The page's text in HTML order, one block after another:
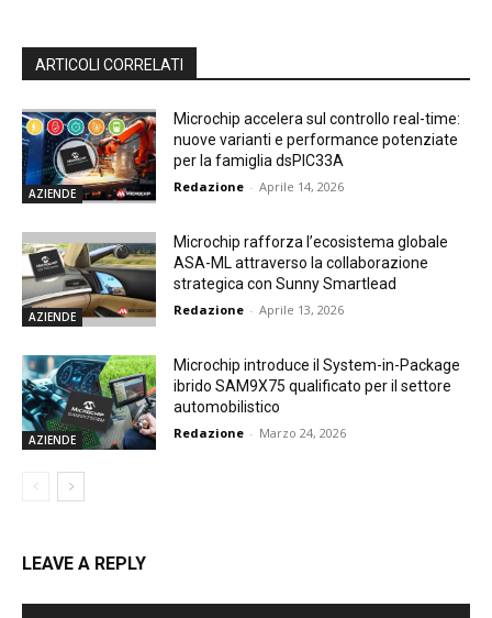
ARTICOLI CORRELATI
AZIENDE
Microchip accelera sul controllo real-time:
nuove varianti e performance potenziate
per la famiglia dsPIC33A
Redazione - Aprile 14, 2026
AZIENDE
Microchip rafforza l’ecosistema globale
ASA-ML attraverso la collaborazione
strategica con Sunny Smartlead
Redazione - Aprile 13, 2026
AZIENDE
Microchip introduce il System-in-Package
ibrido SAM9X75 qualificato per il settore
automobilistico
Redazione - Marzo 24, 2026
LEAVE A REPLY